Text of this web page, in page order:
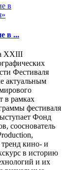
в ...
XXIII
Фестиваля
актуальным
в рамках
фестиваля
Фонд
сооснователь
кино- и
в историю
и их